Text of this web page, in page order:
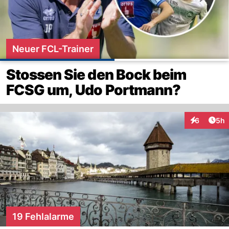
Neuer FCL-Trainer
Stossen Sie den Bock beim
FCSG um, Udo Portmann?
6 5h
19 Fehlalarme